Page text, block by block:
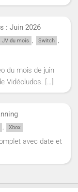
: Juin 2026
JV du mois , Switch ,
du mois de juin
Vidéoludos. […]
, Xbox
avec date et